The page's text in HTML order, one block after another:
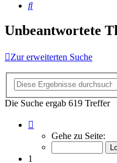
Suche
Unbeantwortete
Zur erweiterten Suche
Die Suche ergab 619 Treffer
von
Gehe zu Seite:
1